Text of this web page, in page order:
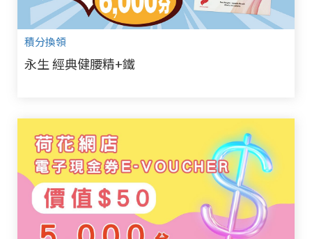
積分換領
永生 經典健腰精+鐵